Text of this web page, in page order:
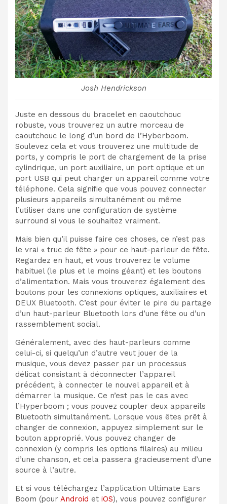
Josh Hendrickson
Juste en dessous du bracelet en caoutchouc
robuste, vous trouverez un autre morceau de
caoutchouc le long d’un bord de l’Hyberboom.
Soulevez cela et vous trouverez une multitude de
ports, y compris le port de chargement de la prise
cylindrique, un port auxiliaire, un port optique et un
port USB qui peut charger un appareil comme votre
téléphone. Cela signifie que vous pouvez connecter
plusieurs appareils simultanément ou même
l’utiliser dans une configuration de système
surround si vous le souhaitez vraiment.
Mais bien qu’il puisse faire ces choses, ce n’est pas
le vrai « truc de fête » pour ce haut-parleur de fête.
Regardez en haut, et vous trouverez le volume
habituel (le plus et le moins géant) et les boutons
d’alimentation. Mais vous trouverez également des
boutons pour les connexions optiques, auxiliaires et
DEUX Bluetooth. C’est pour éviter le pire du partage
d’un haut-parleur Bluetooth lors d’une fête ou d’un
rassemblement social.
Généralement, avec des haut-parleurs comme
celui-ci, si quelqu’un d’autre veut jouer de la
musique, vous devez passer par un processus
délicat consistant à déconnecter l’appareil
précédent, à connecter le nouvel appareil et à
démarrer la musique. Ce n’est pas le cas avec
l’Hyperboom ; vous pouvez coupler deux appareils
Bluetooth simultanément. Lorsque vous êtes prêt à
changer de connexion, appuyez simplement sur le
bouton approprié. Vous pouvez changer de
connexion (y compris les options filaires) au milieu
d’une chanson, et cela passera gracieusement d’une
source à l’autre.
Et si vous téléchargez l’application Ultimate Ears
Boom (pour Android et iOS), vous pouvez configurer